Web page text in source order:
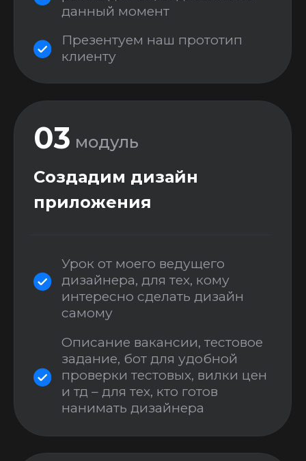
теоретический блок, чтобы все
“под капотом” =)
Начнем с базовых вещей,
специфичными (“как работают
устроена авторизация”, “как
работают диплинки” и тд)
Базы данных
Практический урок по
проектированию баз данных
В любом проекте 80% работы
– это именно правильно
выстроить базу данных, чтобы
приложение выполняло все
функции
данных пока все всЁ не
поймут =)